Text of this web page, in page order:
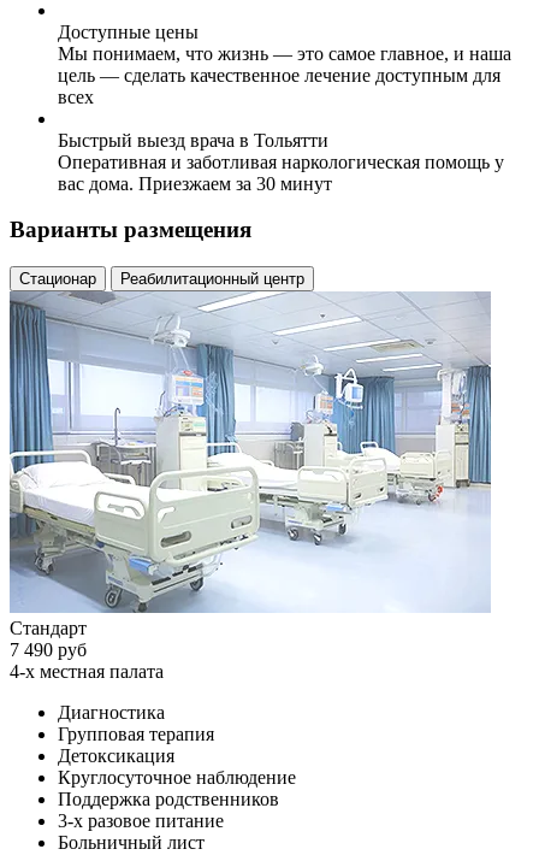
Доступные цены
Мы понимаем, что жизнь — это самое главное, и наша
цель — сделать качественное лечение доступным для
всех
Быстрый выезд врача в Тольятти
Оперативная и заботливая наркологическая помощь у
вас дома. Приезжаем за 30 минут
Варианты размещения
Стационар Реабилитационный центр
Стандарт
7 490 руб
4-х местная палата
Диагностика
Групповая терапия
Детоксикация
Круглосуточное наблюдение
Поддержка родственников
3-х разовое питание
Больничный лист